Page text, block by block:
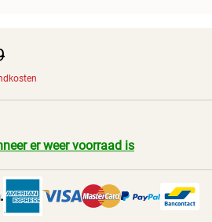
er weer voorraad is